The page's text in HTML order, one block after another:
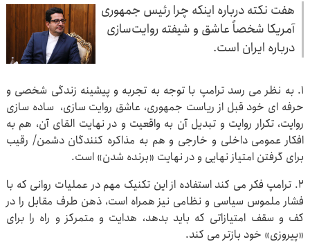
هفت نکته درباره اینکه چرا رئیس جمهوری
آمریکا شخصاً عاشق و شیفته روایت‌سازی
درباره ایران است.
۱. به نظر می رسد ترامپ با توجه به تجربه و پیشینه زندگی شخصی و
حرفه ای خود قبل از ریاست جمهوری، عاشق روایت سازی، ساده سازی
روایت، تکرار روایت و تبدیل آن به واقعیت و در نهایت القای آن، هم به
افکار عمومی داخلی و خارجی و هم به مذاکره کنندگان دشمن/ رقیب
برای گرفتن امتیاز نهایی و در نهایت «برنده شدن» است.
۲. ترامپ فکر می کند استفاده از این تکنیک مهم در عملیات روانی که با
فشار ملموس سیاسی و نظامی نیز همراه است، ذهن طرف مقابل را در
کف و سقف امتیازاتی که باید بدهد، هدایت و متمرکز و راه را برای
«پیروزی» خود بازتر می کند.